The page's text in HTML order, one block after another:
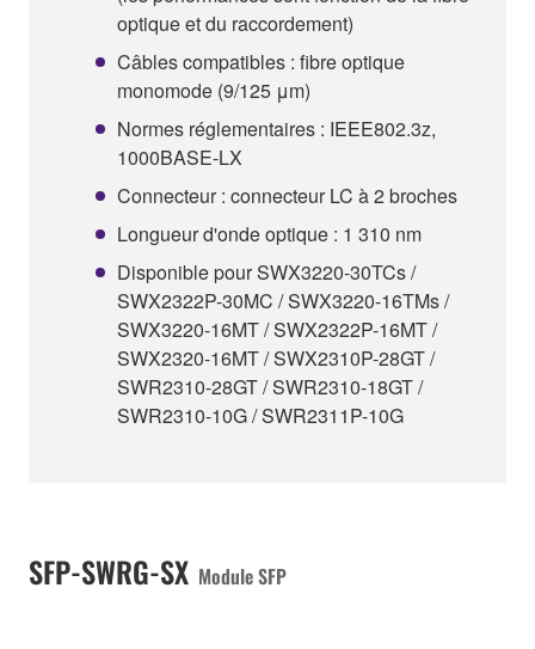
optique et du raccordement)
Câbles compatibles : fibre optique
monomode (9/125 μm)
Normes réglementaires : IEEE802.3z,
1000BASE-LX
Connecteur : connecteur LC à 2 broches
Longueur d'onde optique : 1 310 nm
Disponible pour SWX3220-30TCs /
SWX2322P-30MC / SWX3220-16TMs /
SWX3220-16MT / SWX2322P-16MT /
SWX2320-16MT / SWX2310P-28GT /
SWR2310-28GT / SWR2310-18GT /
SWR2310-10G / SWR2311P-10G
SFP-SWRG-SX Module SFP